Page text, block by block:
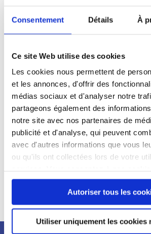
Consentement Détails À
Ce site Web utilise des cookies
Les cookies nous permettent de
et les annonces, d'offrir des
médias sociaux et d'analyser notre
partageons également des
notre site avec nos partenaires de
publicité et d'analyse, qui peuvent
avec d'autres informations que vous
ou qu'ils ont collectées lors de votre
continuez à utiliser notre site Web.
Autoriser tous les
Utiliser uniquement les cookies
candidat
Qualifications et diplômes :
Profil recherché :
Expérience :
de